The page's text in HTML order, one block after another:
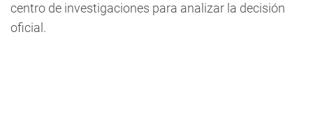
centro de investigaciones para analizar la decisión
oficial.